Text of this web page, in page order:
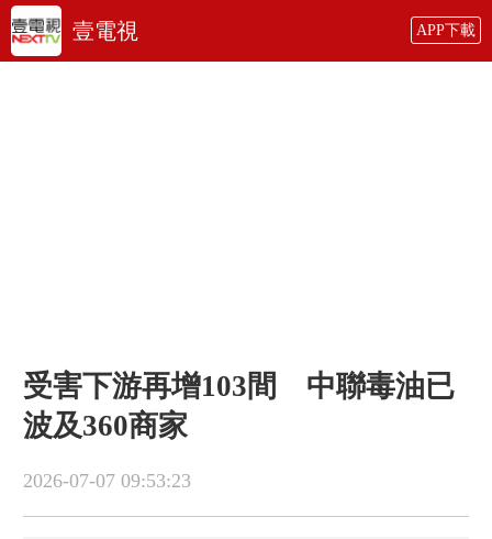
壹電視 APP下載
受害下游再增103間 中聯毒油已
波及360商家
2026-07-07 09:53:23